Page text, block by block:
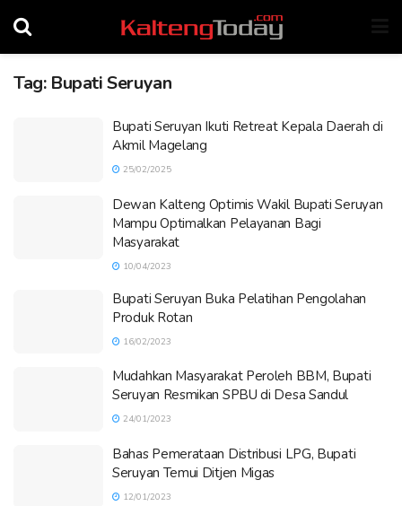
Tag: Bupati Seruyan
Bupati Seruyan Ikuti Retreat Kepala Daerah di
Akmil Magelang
25/02/2025
Dewan Kalteng Optimis Wakil Bupati Seruyan
Mampu Optimalkan Pelayanan Bagi
Masyarakat
10/04/2023
Bupati Seruyan Buka Pelatihan Pengolahan
Produk Rotan
16/02/2023
Mudahkan Masyarakat Peroleh BBM, Bupati
Seruyan Resmikan SPBU di Desa Sandul
24/01/2023
Bahas Pemerataan Distribusi LPG, Bupati
Seruyan Temui Ditjen Migas
12/01/2023